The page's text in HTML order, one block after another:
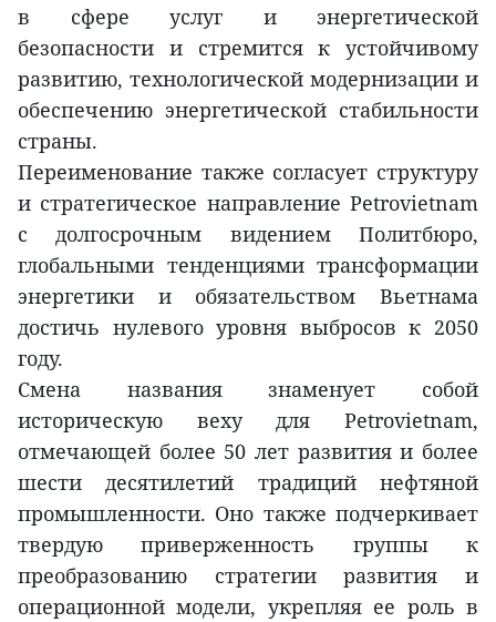
в сфере услуг и энергетической
безопасности и стремится к устойчивому
развитию, технологической модернизации и
обеспечению энергетической стабильности
страны.
Переименование также согласует структуру
и стратегическое направление Petrovietnam
с долгосрочным видением Политбюро,
глобальными тенденциями трансформации
энергетики и обязательством Вьетнама
достичь нулевого уровня выбросов к 2050
году.
Смена названия знаменует собой
историческую веху для Petrovietnam,
отмечающей более 50 лет развития и более
шести десятилетий традиций нефтяной
промышленности. Оно также подчеркивает
твердую приверженность группы к
преобразованию стратегии развития и
операционной модели, укрепляя ее роль в